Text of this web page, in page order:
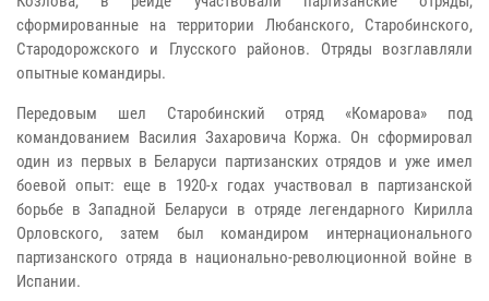
сформированные на территории Любанского, Старобинского,
Стародорожского и Глусского районов. Отряды возглавляли
опытные командиры.
Передовым шел Старобинский отряд «Комарова» под
командованием Василия Захаровича Коржа. Он сформировал
один из первых в Беларуси партизанских отрядов и уже имел
боевой опыт: еще в 1920-х годах участвовал в партизанской
борьбе в Западной Беларуси в отряде легендарного Кирилла
Орловского, затем был командиром интернационального
партизанского отряда в национально-революционной войне в
Испании.